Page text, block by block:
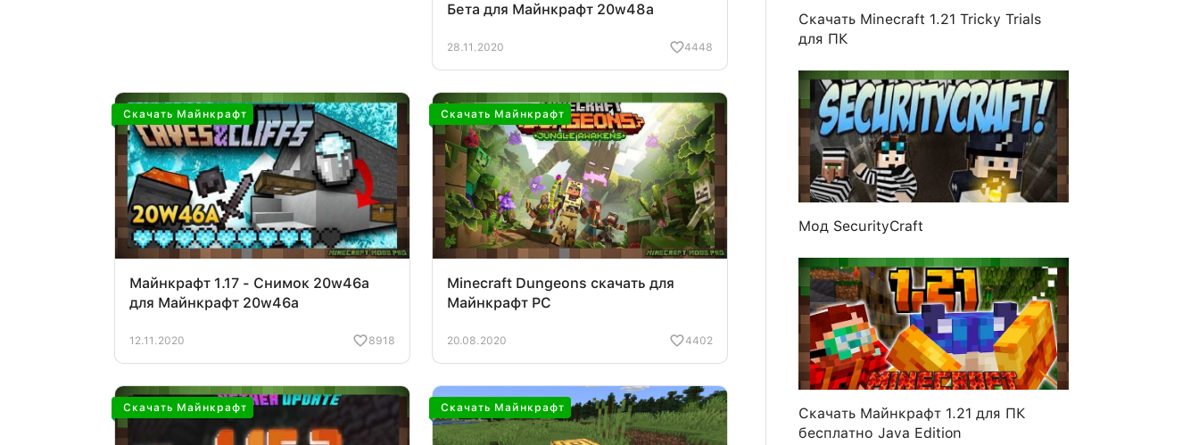
Бета для Майнкрафт 20w48a
28.11.2020 4448
Скачать Майнкрафт
Майнкрафт 1.17 - Снимок 20w46a
для Майнкрафт 20w46a
12.11.2020 8918
Скачать Майнкрафт
Minecraft Dungeons скачать для
Майнкрафт PC
20.08.2020 4402
Скачать Майнкрафт Скачать Майнкрафт
Скачать Minecraft 1.21 Tricky Trials
для ПК
Мод SecurityCraft
Скачать Майнкрафт 1.21 для ПК
бесплатно Java Edition